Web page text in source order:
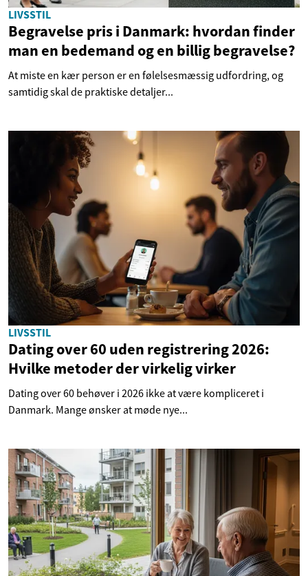
LIVSSTIL
Begravelse pris i Danmark: hvordan finder
man en bedemand og en billig begravelse?
At miste en kær person er en følelsesmæssig udfordring, og
samtidig skal de praktiske detaljer...
LIVSSTIL
Dating over 60 uden registrering 2026:
Hvilke metoder der virkelig virker
Dating over 60 behøver i 2026 ikke at være kompliceret i
Danmark. Mange ønsker at møde nye...